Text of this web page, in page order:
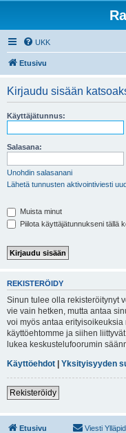
UKK
Etusivu
Kirjaudu sisään
Käyttäjätunnus:
Salasana:
Unohdin salasanani
Lähetä tunnusten aktivointiviesti
Muista minut
Piilota käyttäjätunnukseni tällä
REKISTERÖIDY
Sinun tulee olla rekisteröitynyt
vie vain hetken, mutta antaa
voi myös antaa
käyttöehtomme ja siihen
lukea keskustelufoorumin
Käyttöehdot | Yksityisyyden
Rekisteröidy
Etusivu Viesti